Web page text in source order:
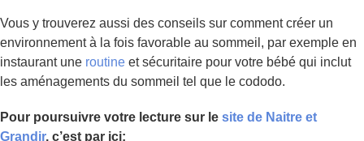
Vous y trouverez aussi des conseils sur comment créer un
environnement à la fois favorable au sommeil, par exemple en
instaurant une routine et sécuritaire pour votre bébé qui inclut
les aménagements du sommeil tel que le cododo.
Pour poursuivre votre lecture sur le site de Naitre et
Grandir, c’est par ici: